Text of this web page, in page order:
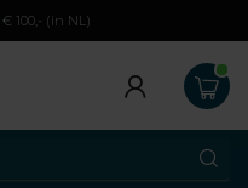
100,- (in NL)